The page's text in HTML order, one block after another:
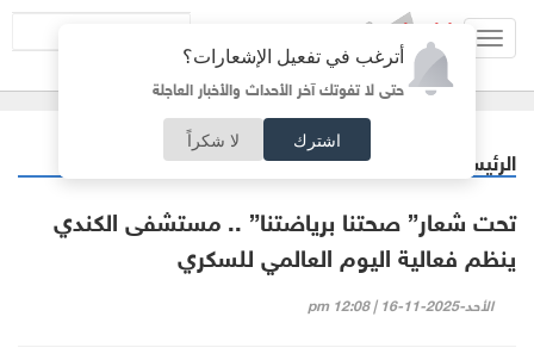
أترغب في تفعيل الإشعارات؟
حتى لا تفوتك آخر الأحداث والأخبار العاجلة
اشترك لا شكراً
الرئيسية خبر وصورة
تحت شعار” صحتنا برياضتنا” .. مستشفى الكندي
ينظم فعالية اليوم العالمي للسكري
الأحد-2025-11-16 | 12:08 pm